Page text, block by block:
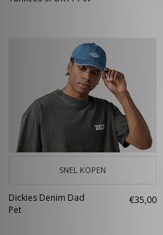
SNEL KOPEN
Dickies Denim Dad
Pet
€35,00